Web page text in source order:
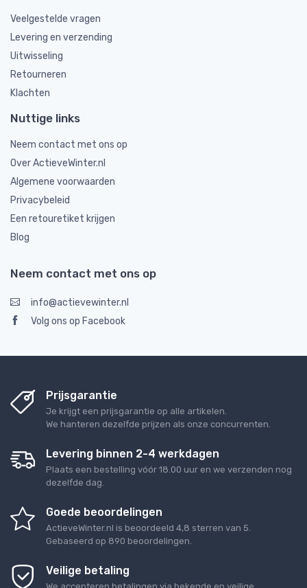
Veelgestelde vragen
Levering en verzending
Uitwisseling
Retourneren
Klachten
Nuttige links
Neem contact met ons op
Over ActieveWinter.nl
Algemene voorwaarden
Privacybeleid
Een retouretiket krijgen
Blog
Neem contact met ons op
info@actievewinter.nl
Volg ons op Facebook
Prijsgarantie
Je krijgt een prijsgarantie op alle artikelen.
We hanteren dezelfde prijzen als onze concurrenten.
Levering binnen 2-4 werkdagen
Plaats een bestelling vóór 18.00 uur en we verzenden nog
dezelfde dag.
Goede beoordelingen
ActieveWinter.nl is beoordeeld 4,8 sterren van 5.
Gebaseerd op 890 beoordelingen.
Veilige betaling